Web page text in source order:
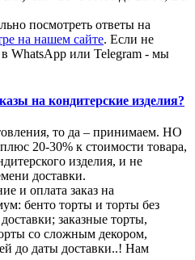
посмотреть ответы на
на нашем сайте. Если не
WhatsApp или Telegram - мы
на кондитерские изделия?
то да – принимаем. НО
20-30% к стоимости товара,
изделия, и не
доставки.
и оплата заказ на
бенто торты и торты без
заказные торты,
со сложным декором,
до даты доставки..! Нам